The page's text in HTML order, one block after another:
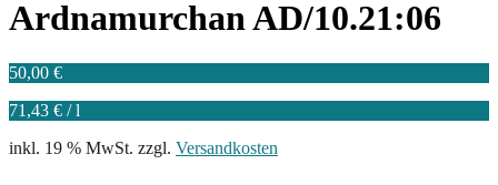
Ardnamurchan AD/10.21:06
50,00 €
71,43 € /l
inkl. 19 % MwSt. zzgl. Versandkosten